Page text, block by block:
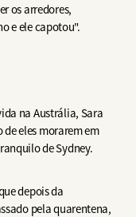
os arredores,
e ele capotou".
na Austrália, Sara
eles morarem em
de Sydney.
depois da
pela quarentena,